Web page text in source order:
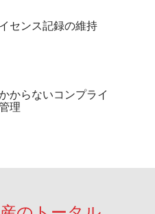
センス記録の維持
からないコンプライ
理